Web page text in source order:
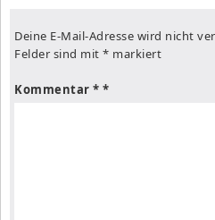
Deine E-Mail-Adresse wird nicht
Felder sind mit * markiert
Kommentar *